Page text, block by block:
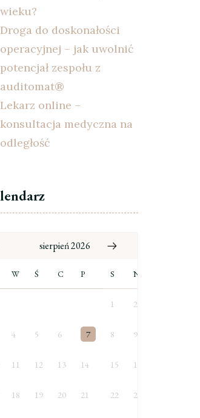
wieku?
Droga do doskonałości
operacyjnej – jak uwolnić
potencjał zespołu z
auditomat®
Lekarz online –
konsultacja medyczna na
odległość
sierpień 2026
W Ś C P S N
1 2
4 5 6 7 8 9
11 12 13 14 15 16
18 19 20 21 22 23